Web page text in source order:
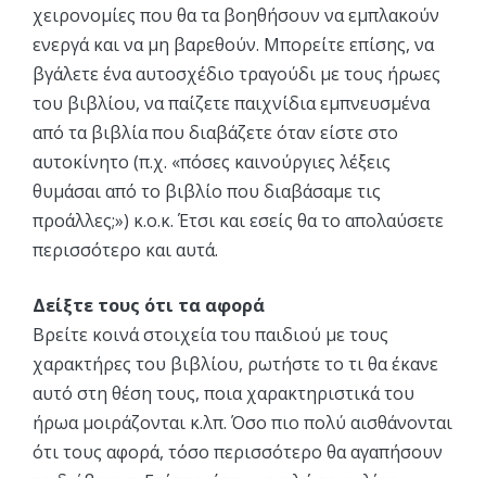
χειρονομίες που θα τα βοηθήσουν να εμπλακούν
ενεργά και να μη βαρεθούν. Μπορείτε επίσης, να
βγάλετε ένα αυτοσχέδιο τραγούδι με τους ήρωες
του βιβλίου, να παίζετε παιχνίδια εμπνευσμένα
από τα βιβλία που διαβάζετε όταν είστε στο
αυτοκίνητο (π.χ. «πόσες καινούργιες λέξεις
θυμάσαι από το βιβλίο που διαβάσαμε τις
προάλλες;») κ.ο.κ. Έτσι και εσείς θα το απολαύσετε
περισσότερο και αυτά.
Δείξτε τους ότι τα αφορά
Βρείτε κοινά στοιχεία του παιδιού με τους
χαρακτήρες του βιβλίου, ρωτήστε το τι θα έκανε
αυτό στη θέση τους, ποια χαρακτηριστικά του
ήρωα μοιράζονται κ.λπ. Όσο πιο πολύ αισθάνονται
ότι τους αφορά, τόσο περισσότερο θα αγαπήσουν